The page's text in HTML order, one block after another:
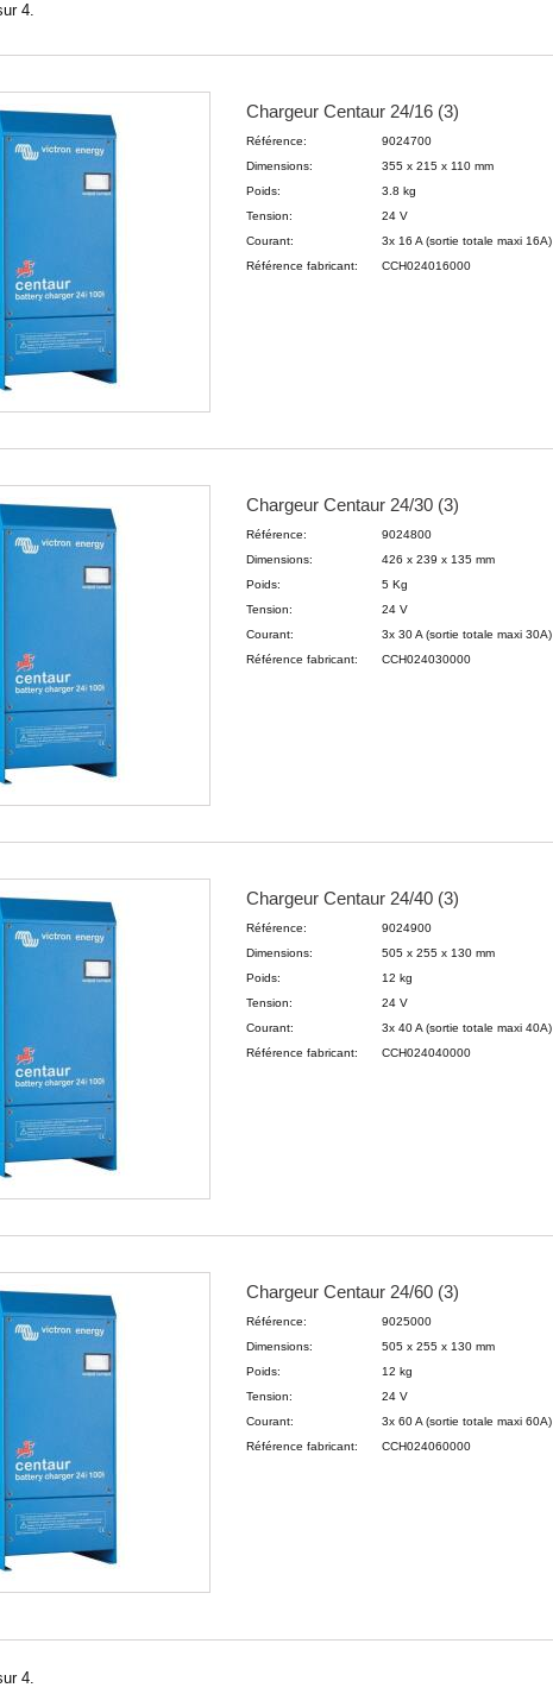
4.
Chargeur Centaur 24/16 (3)
Référence:
9024700
Dimensions:
355 x 215 x 110 mm
Poids:
3.8 kg
Tension:
24 V
Courant:
3x 16 A (sortie totale maxi 16A)
Référence fabricant:
CCH024016000
Chargeur Centaur 24/30 (3)
Référence:
9024800
Dimensions:
426 x 239 x 135 mm
Poids:
5 Kg
Tension:
24 V
Courant:
3x 30 A (sortie totale maxi 30A)
Référence fabricant:
CCH024030000
Chargeur Centaur 24/40 (3)
Référence:
9024900
Dimensions:
505 x 255 x 130 mm
Poids:
12 kg
Tension:
24 V
Courant:
3x 40 A (sortie totale maxi 40A)
Référence fabricant:
CCH024040000
Chargeur Centaur 24/60 (3)
Référence:
9025000
Dimensions:
505 x 255 x 130 mm
Poids:
12 kg
Tension:
24 V
Courant:
3x 60 A (sortie totale maxi 60A)
Référence fabricant:
CCH024060000
4.